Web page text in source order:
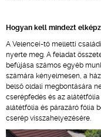
Hogyan kell mindezt
A Velencei-tó melletti
nyerte meg. A feladat
befújása számos egyéb
számára kényelmesen, a
belső oldali megbontására
cserépfedés és az
alátétfólia és párazáró fólia
cserép visszahelyezésére.